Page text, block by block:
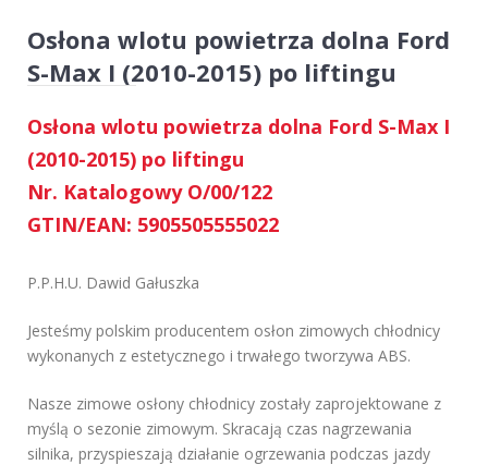
Osłona wlotu powietrza dolna Ford
S-Max I (2010-2015) po liftingu
Osłona wlotu powietrza dolna Ford S-Max I
(2010-2015) po liftingu
Nr. Katalogowy O/00/122
GTIN/EAN: 5905505555022
P.P.H.U. Dawid Gałuszka
Jesteśmy polskim producentem osłon zimowych chłodnicy
wykonanych z estetycznego i trwałego tworzywa ABS.
Nasze zimowe osłony chłodnicy zostały zaprojektowane z
myślą o sezonie zimowym. Skracają czas nagrzewania
silnika, przyspieszają działanie ogrzewania podczas jazdy